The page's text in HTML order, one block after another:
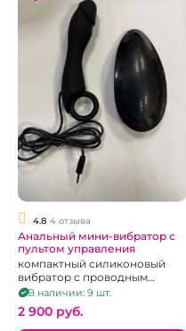
4.8 4 отзыва
Анальный мини-вибратор с
пультом управления
компактный силиконовый
вибратор с проводным
пультом, черный, на
батарейках
В наличии: 9 шт.
2 900 pуб.